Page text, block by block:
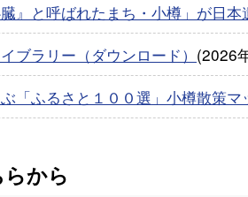
』と呼ばれたまち・小樽」が日本
ブラリー（ダウンロード） (2026
「ふるさと１００選」小樽散策マ
から